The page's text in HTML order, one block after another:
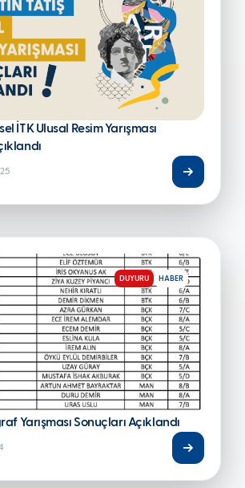
İTK Ulusal Resim Yarışması
DUYURU HABER
Yarışması Sonuçları Açıklandı